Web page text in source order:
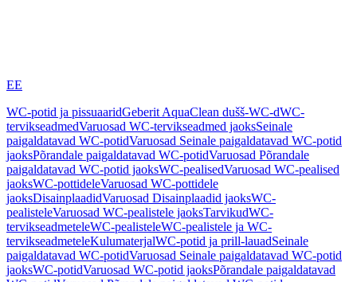
EE
WC-potid ja pissuaaridGeberit AquaClean dušš-WC-dWC-
tervikseadmedVaruosad WC-tervikseadmed jaoksSeinale
paigaldatavad WC-potidVaruosad Seinale paigaldatavad WC-potid
jaoksPõrandale paigaldatavad WC-potidVaruosad Põrandale
paigaldatavad WC-potid jaoksWC-pealisedVaruosad WC-pealised
jaoksWC-pottideleVaruosad WC-pottidele
jaoksDisainplaadidVaruosad Disainplaadid jaoksWC-
pealisteleVaruosad WC-pealistele jaoksTarvikudWC-
tervikseadmeteleWC-pealisteleWC-pealistele ja WC-
tervikseadmeteleKulumaterjalWC-potid ja prill-lauadSeinale
paigaldatavad WC-potidVaruosad Seinale paigaldatavad WC-potid
jaoksWC-potidVaruosad WC-potid jaoksPõrandale paigaldatavad